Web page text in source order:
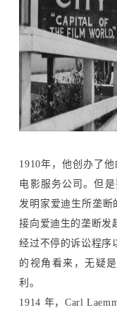
1910年，他创办了
电影服务公司。但
发明家爱迪生所垄断
接向爱迪生的垄断发
经过不停的诉讼程序
的视角看来，无疑
利。
1914 年，Carl